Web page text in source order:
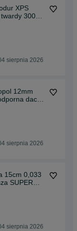
XPS
300
sierpnia 2026
12mm
dach
sierpnia 2026
15cm 0,033
SUPER
sierpnia 2026